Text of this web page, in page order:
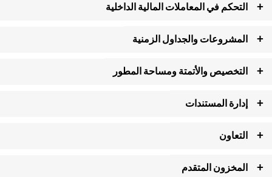
+ التحكم في المعاملات المالية الداخلية
سجل الأنشطة
المخصصة والوصول
+ المشروعات والجداول الزمنية
إدارة المشروعات+ التخصيص والأتمتة ومساحة المطور
تخصيص الفواتير+ إدارة المستندات
إنشاء مجلدات+ التعاون
بوابة العملاء+ المخزون المتقدم